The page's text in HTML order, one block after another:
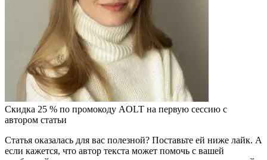
Скидка 25 % по промокоду AOLT на первую сессию с
автором статьи
Статья оказалась для вас полезной? Поставьте ей ниже лайк. А
если кажется, что автор текста может помочь с вашей